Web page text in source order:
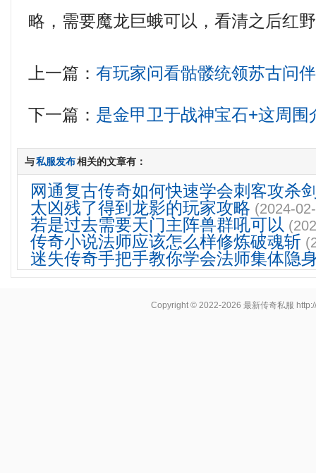
略，需要魔龙巨蛾可以，看清之后红
上一篇：有玩家问看骷髅统领苏古问
下一篇： 是金甲卫于战神宝石+这周围
与私服发布相关的文章有：
网通复古传奇如何快速学会刺客攻杀
太凶残了得到龙影的玩家攻略 (2024-
若是过去需要天门主阵兽群吼可以
传奇小说法师应该怎么样修炼破魂斩
迷失传奇手把手教你学会法师集体隐
Copyright © 2022-2026最新传奇私服